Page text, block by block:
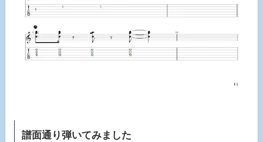
譜面通り弾いてみました